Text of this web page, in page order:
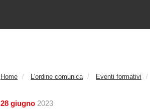
Home L'ordine comunica Eventi formativi
28 giugno 2023